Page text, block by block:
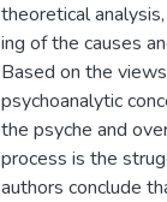
theoretical
ing of the causes
Based on the
psychoanalytic
the psyche and
process is the
authors conclude